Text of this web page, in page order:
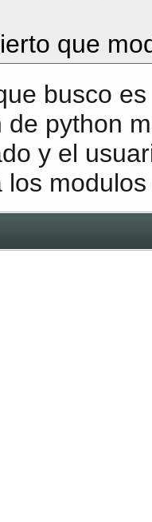
que
busco
de python
y el
los